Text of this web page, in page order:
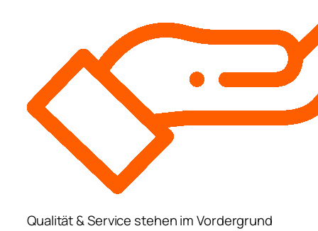
Qualität & Service stehen im Vordergrund